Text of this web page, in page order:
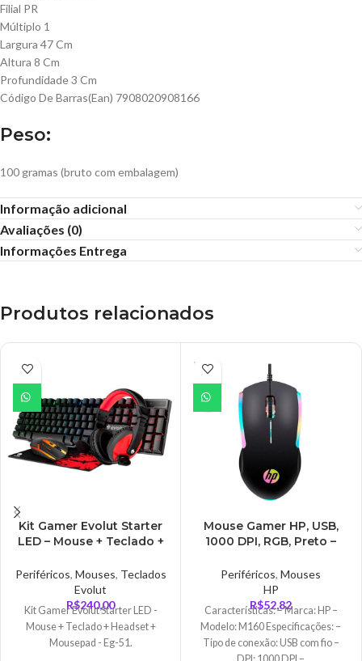
Filial PR
Múltiplo 1
Largura 47 Cm
Altura 8 Cm
Profundidade 3 Cm
Código De Barras(Ean) 7908020908166
Peso:
100 gramas (bruto com embalagem)
Informação adicional
Avaliações (0)
Informações Entrega
Produtos relacionados
Kit Gamer Evolut Starter
LED – Mouse + Teclado +
EG-51
Periféricos, Mouses, Teclados
Evolut
R$240,00
Kit Gamer Evolut Starter LED -
Mouse + Teclado + Headset +
Mousepad - Eg-51.
ESGO
TADO
Mouse Gamer HP, USB,
1000 DPI, RGB, Preto –
Periféricos, Mouses
HP
R$52,82
Características: – Marca: HP –
Modelo: M160 Especificações: –
Tipo de conexão: USB com fio –